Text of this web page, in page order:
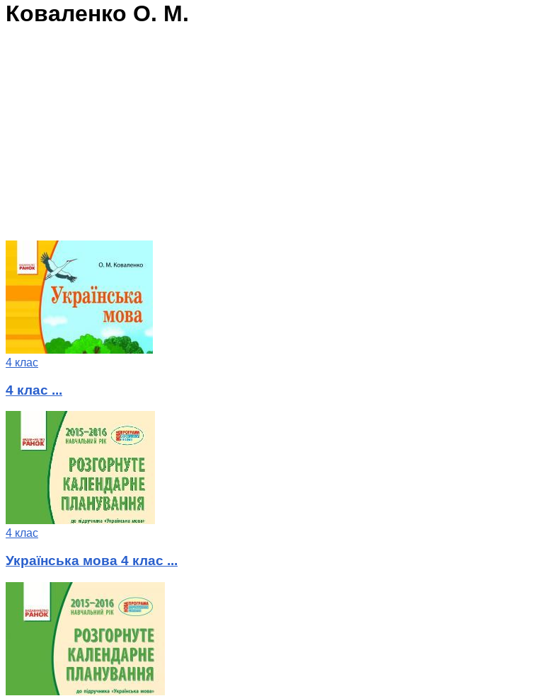
Коваленко О. М.
4 клас
4 клас ...
4 клас
Українська мова 4 клас ...